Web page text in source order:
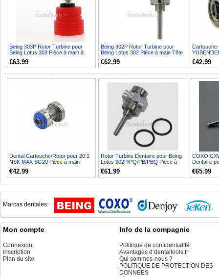
Being 303P Rotor Turbine pour
Being Lotus 303 Pièce à main à
Couple
€63.99
Being 302P Rotor Turbine pour
Being Lotus 302 Pièce à main Tête
de couple
€62.99
Cartouche
CX235C1/
€42.99
Dental Cartouche/Rotor pour 20:1
NSK MAX SG20 Pièce à main
implant
€42.99
Rotor Turbine Dentaire pour Being
Lotus 302P/PQ/PB/PBQ Pièce à
main
€61.99
COXO
Dentaire
pièce à
€65.99
Marcas dentales:
Mon compte
Connexion
Inscription
Plan du site
Info de la compagnie
Politique de confidentialité
Avantages d’dentaltools.fr
Qui sommes-nous ?
POLITIQUE DE PROTECTION DES
DONNEES